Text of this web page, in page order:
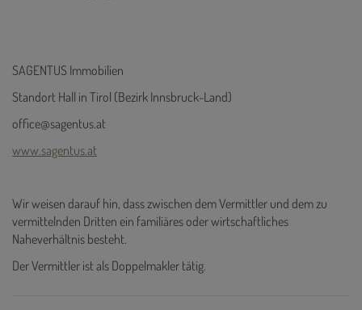
SAGENTUS Immobilien
Standort Hall in Tirol (Bezirk Innsbruck-Land)
office@sagentus.at
www.sagentus.at
Wir weisen darauf hin, dass zwischen dem Vermittler und dem zu
vermittelnden Dritten ein familiäres oder wirtschaftliches
Naheverhältnis besteht.
Der Vermittler ist als Doppelmakler tätig.